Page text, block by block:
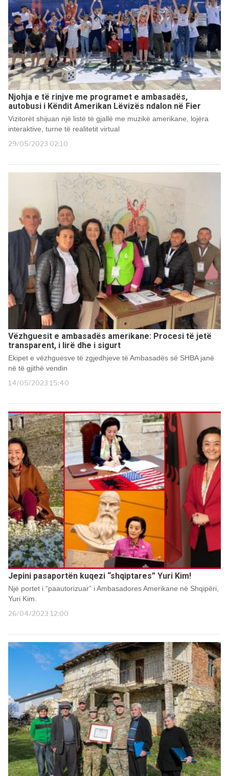
Njohja e të rinjve me programet e ambasadës,
autobusi i Këndit Amerikan Lëvizës ndalon në Fier
Vizitorët shijuan një listë të gjallë me muzikë amerikane, lojëra
interaktive, turne të realitetit virtual
29/05/2023 02:10
Vëzhguesit e ambasadës amerikane: Procesi të jetë
transparent, i lirë dhe i sigurt
Ekipet e vëzhguesve të zgjedhjeve të Ambasadës së SHBA janë
në të gjithë vendin
14/05/2023 15:40
Jepini pasaportën kuqezi “shqiptares” Yuri Kim!
Një portet i “paautorizuar” i Ambasadores Amerikane në Shqipëri,
Yuri Kim.
26/04/2023 12:00